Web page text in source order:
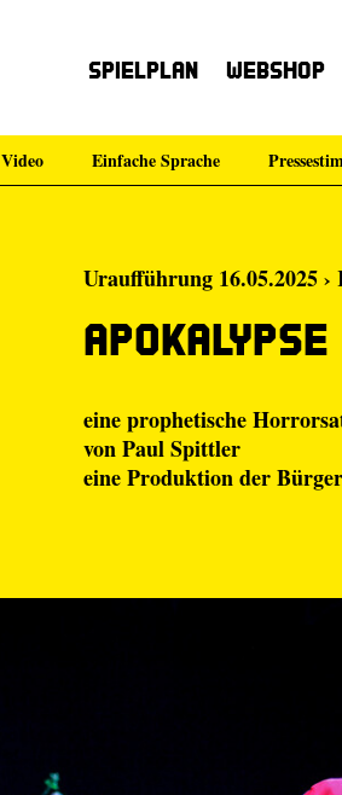
Spielplan Webshop
Video Einfache Sprache
Uraufführung 16.05.2025 ›
Apokalypse
eine prophetische
von Paul Spittler
eine Produktion der